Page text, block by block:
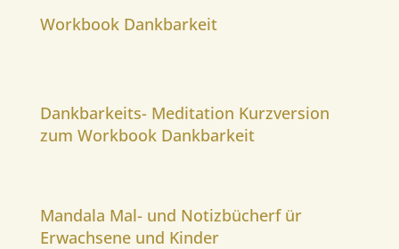
Workbook Dankbarkeit
Dankbarkeits- Meditation Kurzversion
zum Workbook Dankbarkeit
Mandala Mal- und Notizbücherf ür
Erwachsene und Kinder